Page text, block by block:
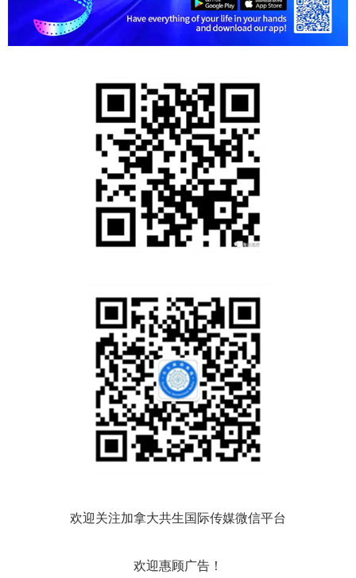
欢迎关注加拿大共生国际传媒微信平台
欢迎惠顾广告！